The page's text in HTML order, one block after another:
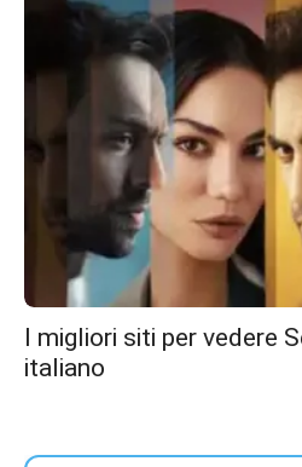
I migliori siti per vedere
italiano